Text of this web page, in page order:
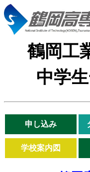
鶴岡工
中学
申し込み
学校案内図